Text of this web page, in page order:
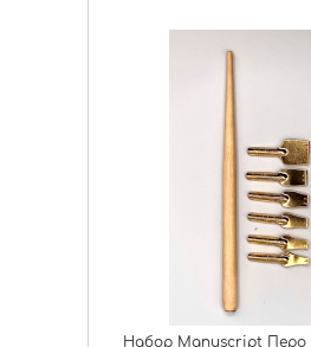
Набор Manuscript Перо